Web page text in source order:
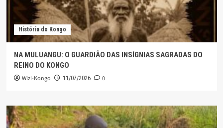
História do Kongo
NA MULUANGU: O GUARDIÃO DAS INSÍGNIAS SAGRADAS DO
REINO DO KONGO
Wizi-Kongo 11/07/2026 0